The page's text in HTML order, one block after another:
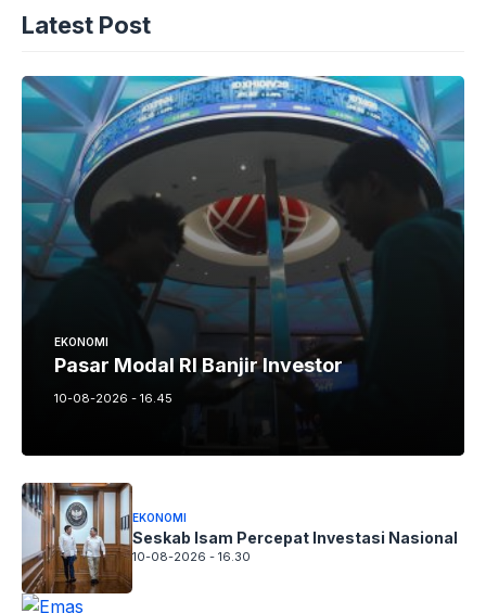
Latest Post
EKONOMI
Pasar Modal RI Banjir Investor
10-08-2026 - 16.45
EKONOMI
Seskab Isam Percepat Investasi Nasional
10-08-2026 - 16.30